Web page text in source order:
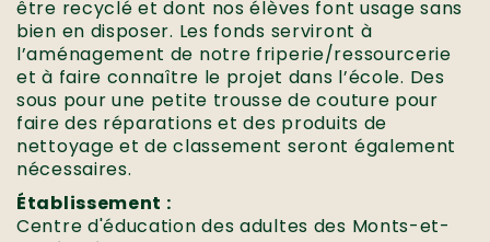
être recyclé et dont nos élèves font usage sans
bien en disposer. Les fonds serviront à
l’aménagement de notre friperie/ressourcerie
et à faire connaître le projet dans l’école. Des
sous pour une petite trousse de couture pour
faire des réparations et des produits de
nettoyage et de classement seront également
nécessaires.
Établissement :
Centre d'éducation des adultes des Monts-et-